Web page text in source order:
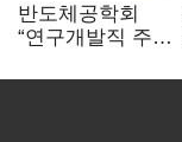
반도체공학회
“연구개발직 주
개선해야”